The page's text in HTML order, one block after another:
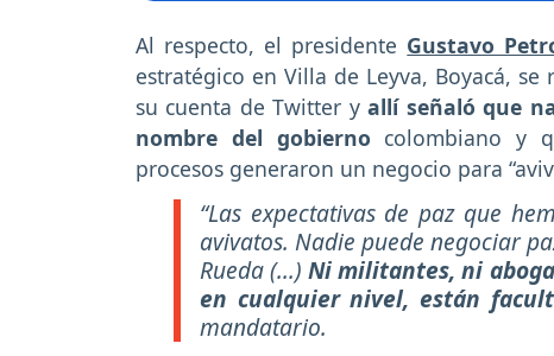
Al respecto, el presidente Gustavo
estratégico en Villa de Leyva, Boyacá,
su cuenta de Twitter yallí señaló que
nombre del gobierno colombiano y
procesos generaron un negocio para
“Las expectativas de paz que
avivatos. Nadie puede negociar
Rueda (...)Ni militantes, ni
en cualquier nivel, están
mandatario.